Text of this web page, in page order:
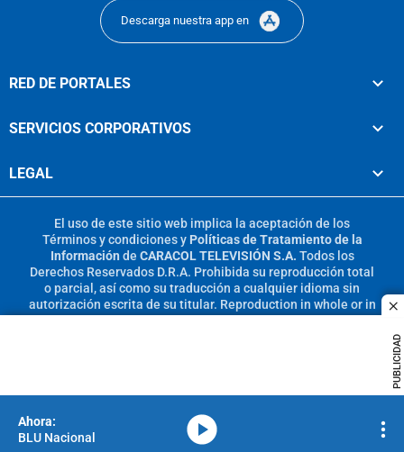
PUBLICIDAD
Descarga nuestra app en
RED DE PORTALES
SERVICIOS CORPORATIVOS
LEGAL
El uso de este sitio web implica la aceptación de los
Términos y condicionesy Políticas de Tratamiento de la
Información de CARACOL TELEVISIÓN S.A. Todos los
Derechos Reservados D.R.A. Prohibida su reproducción total
o parcial, así como su traducción a cualquier idioma sin
autorización escrita de su titular. Reproduction in whole or in
part, or translation without written permission is prohibited.
BLU Nacional